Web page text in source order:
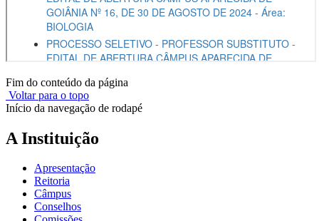
Fim do conteúdo da página
Voltar para o topo
Início da navegação de rodapé
A Instituição
Apresentação
Reitoria
Câmpus
Conselhos